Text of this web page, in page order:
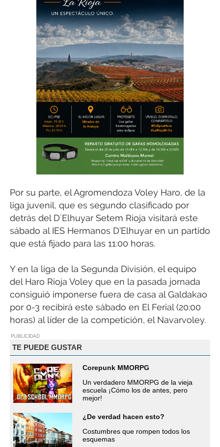
Por su parte, el Agromendoza Voley Haro, de la
liga juvenil, que es segundo clasificado por
detrás del D´Elhuyar Setem Rioja visitará este
sábado al IES Hermanos D’Elhuyar en un partido
que está fijado para las 11:00 horas.
Y en la liga de la Segunda División, el equipo
del Haro Rioja Voley que en la pasada jornada
consiguió imponerse fuera de casa al Galdakao
por 0-3 recibirá este sábado en El Ferial (20:00
horas) al líder de la competición, el Navarvoley.
PUBLICIDAD
TE PUEDE GUSTAR
Corepunk MMORPG
Un verdadero MMORPG de la vieja
escuela ¡Cómo los de antes, pero
mejor!
¿De verdad hacen esto?
Costumbres que rompen todos los
esquemas